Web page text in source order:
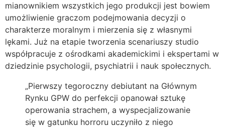
mianownikiem wszystkich jego produkcji jest bowiem
umożliwienie graczom podejmowania decyzji o
charakterze moralnym i mierzenia się z własnymi
lękami. Już na etapie tworzenia scenariuszy studio
współpracuje z ośrodkami akademickimi i ekspertami w
dziedzinie psychologii, psychiatrii i nauk społecznych.
„Pierwszy tegoroczny debiutant na Głównym
Rynku GPW do perfekcji opanował sztukę
operowania strachem, a wyspecjalizowanie
się w gatunku horroru uczyniło z niego